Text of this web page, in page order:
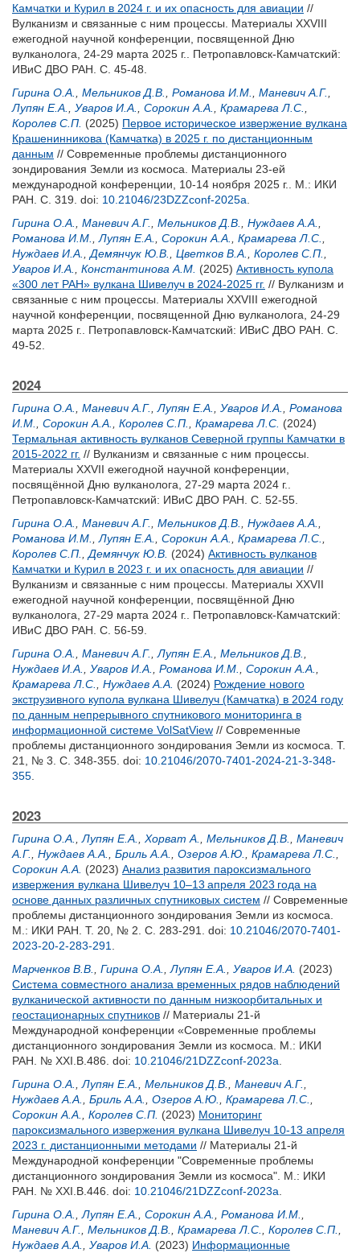
Камчатки и Курил в 2024 г. и их опасность для авиации //
Вулканизм и связанные с ним процессы. Материалы XXVIII
ежегодной научной конференции, посвященной Дню
вулканолога, 24-29 марта 2025 г.. Петропавловск-Камчатский:
ИВиС ДВО РАН. С. 45-48.
Гирина О.А.
Мельников Д.В. Романова И.М. Маневич А.Г.
Лупян Е.А.
Уваров И.А. Сорокин А.А. Крамарева Л.С.
Королев С.П. (2025) Первое историческое извержение вулкана
Крашенинникова (Камчатка) в 2025 г. по дистанционным
данным // Современные проблемы дистанционного
зондирования Земли из космоса. Материалы 23-ей
международной конференции, 10-14 ноября 2025 г.. М.: ИКИ
РАН. С. 319. doi: 10.21046/23DZZconf-2025a
Гирина О.А.
Маневич А.Г. Мельников Д.В. Нуждаев А.А.
Романова И.М.
Лупян Е.А. Сорокин А.А. Крамарева Л.С.
Нуждаев И.А.
Демянчук Ю.В. Цветков В.А. Королев С.П.
Уваров И.А.
Константинова А.М. (2025) Активность купола
«300 лет РАН» вулкана Шивелуч в 2024-2025 гг. // Вулканизм и
связанные с ним процессы. Материалы XXVIII ежегодной
научной конференции, посвященной Дню вулканолога, 24-29
марта 2025 г.. Петропавловск-Камчатский: ИВиС ДВО РАН. С.
49-52.
2024
Гирина О.А. Маневич А.Г. Лупян Е.А. Уваров И.А.
Романова
И.М.
Сорокин А.А. Королев С.П. Крамарева Л.С. (2024)
Термальная активность вулканов Северной группы Камчатки в
2015-2022 гг. // Вулканизм и связанные с ним процессы.
Материалы XXVII ежегодной научной конференции,
посвящённой Дню вулканолога, 27-29 марта 2024 г..
Петропавловск-Камчатский: ИВиС ДВО РАН. С. 52-55.
Гирина О.А.
Маневич А.Г. Мельников Д.В. Нуждаев А.А.
Романова И.М.
Лупян Е.А. Сорокин А.А. Крамарева Л.С.
Королев С.П.
Демянчук Ю.В. (2024) Активность вулканов
Камчатки и Курил в 2023 г. и их опасность для авиации //
Вулканизм и связанные с ним процессы. Материалы XXVII
ежегодной научной конференции, посвящённой Дню
вулканолога, 27-29 марта 2024 г.. Петропавловск-Камчатский:
ИВиС ДВО РАН. С. 56-59.
Гирина О.А.
Маневич А.Г. Лупян Е.А. Мельников Д.В.
Нуждаев И.А.
Уваров И.А. Романова И.М. Сорокин А.А.
Крамарева Л.С.
Нуждаев А.А. (2024) Рождение нового
экструзивного купола вулкана Шивелуч (Камчатка) в 2024 году
по данным непрерывного спутникового мониторинга в
информационной системе VolSatView // Современные
проблемы дистанционного зондирования Земли из космоса. Т.
21, № 3. С. 348-355. doi: 10.21046/2070-7401-2024-21-3-348-
355
2023
Гирина О.А. Лупян Е.А. Хорват А. Мельников Д.В.
Маневич
А.Г.
Нуждаев А.А. Бриль А.А. Озеров А.Ю. Крамарева Л.С.
Сорокин А.А. (2023) Анализ развития пароксизмального
извержения вулкана Шивелуч 10–13 апреля 2023 года на
основе данных различных спутниковых систем // Современные
проблемы дистанционного зондирования Земли из космоса.
М.: ИКИ РАН. Т. 20, № 2. С. 283-291. doi: 10.21046/2070-7401-
2023-20-2-283-291
Марченков В.В.
Гирина О.А. Лупян Е.А. Уваров И.А. (2023)
Система совместного анализа временных рядов наблюдений
вулканической активности по данным низкоорбитальных и
геостационарных спутников // Материалы 21-й
Международной конференции «Современные проблемы
дистанционного зондирования Земли из космоса. М.: ИКИ
РАН. № XXI.B.486. doi: 10.21046/21DZZconf-2023a
Гирина О.А.
Лупян Е.А. Мельников Д.В. Маневич А.Г.
Нуждаев А.А.
Бриль А.А. Озеров А.Ю. Крамарева Л.С.
Сорокин А.А.
Королев С.П. (2023) Мониторинг
пароксизмального извержения вулкана Шивелуч 10-13 апреля
2023 г. дистанционными методами // Материалы 21-й
Международной конференции "Современные проблемы
дистанционного зондирования Земли из космоса". М.: ИКИ
РАН. № XXI.B.446. doi: 10.21046/21DZZconf-2023a
Гирина О.А.
Лупян Е.А. Сорокин А.А. Романова И.М.
Маневич А.Г.
Мельников Д.В. Крамарева Л.С. Королев С.П.
Нуждаев А.А.
Уваров И.А. (2023) Информационные